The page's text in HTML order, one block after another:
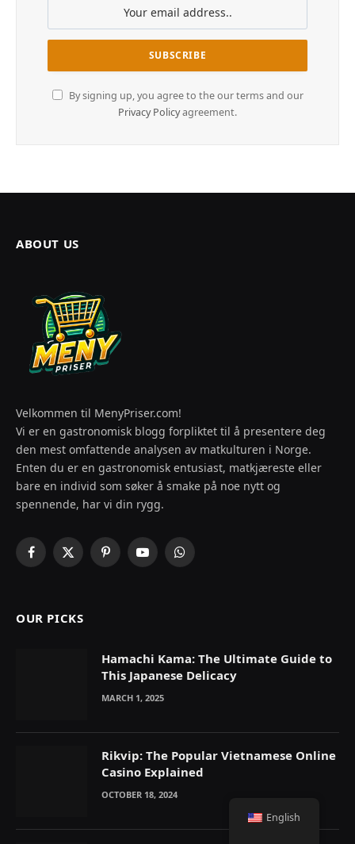
By signing up, you agree to the our terms and our
Privacy Policyagreement.
ABOUT US
Velkommen til MenyPriser.com!
Vi er en gastronomisk blogg forpliktet til å presentere deg
den mest omfattende analysen av matkulturen i Norge.
Enten du er en gastronomisk entusiast, matkjæreste eller
bare en individ som søker å smake på noe nytt og
spennende, har vi din rygg.
Facebook
X
PinterestYouTubeWhatsApp
OUR PICKS
Hamachi Kama: The Ultimate Guide to
This Japanese Delicacy
MARCH 1, 2025
Rikvip: The Popular Vietnamese Online
Casino Explained
OCTOBER 18, 2024
English